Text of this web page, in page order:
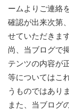
ームよりご連絡
確認が出来次第
せていただきます
尚、当ブログで
テンツの内容が
等についてはこ
うものではあり
また、当ブログ